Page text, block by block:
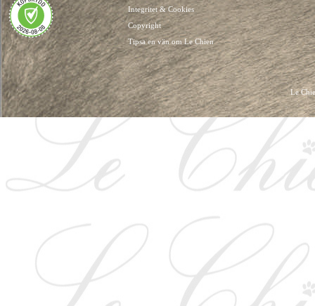
Integritet & Cookies
Copyright
Tipsa en vän om Le Chien
Le
HUNDKLÄDER, HUNDVÄSKOR, HUNDACCESSOARER, HUND KLÄDER,